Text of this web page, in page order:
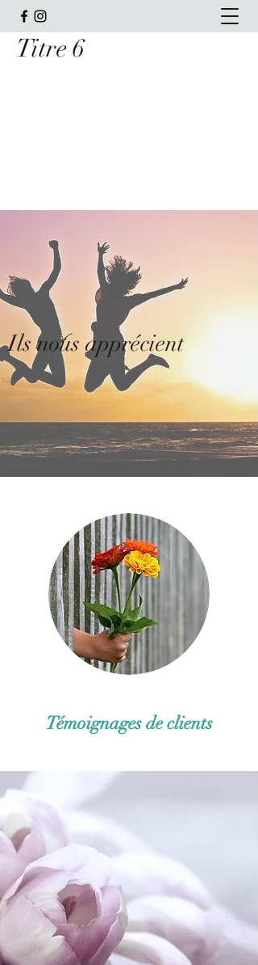
Titre 6
Ils nous apprécient
Témoignages de clients